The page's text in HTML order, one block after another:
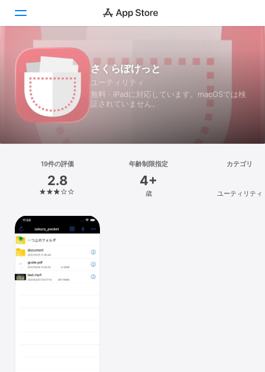
Today
ゲーム
アプリ
Arcade
検索
プラットフォーム
iPhone
iPad
Mac
Vision
Watch
さくらぽけっと
ユーティリティ
無料 · iPadに対応しています。macOSでは検
証されていません。
19件の評価
2.8
年齢制限指定
4+
歳
カテゴリ
ユーティリティ